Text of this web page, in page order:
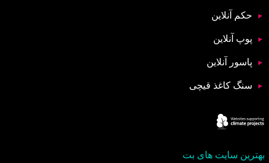
حکم آنلاین
پوپ آنلاین
پاسور آنلاین
سنگ کاغذ قیچی
بهترین سایت های بت